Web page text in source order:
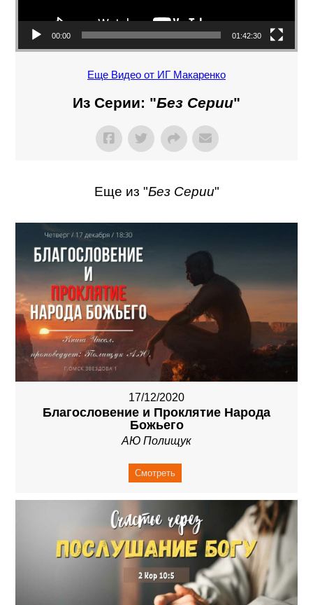
00:00 01:42:30
Еще Видео от ИГ Макаренко
Из Серии: "Без Серии"
Еще из "Без Серии"
17/12/2020
Благословение и Проклятие Народа
Божьего
АЮ Полищук
Смотреть